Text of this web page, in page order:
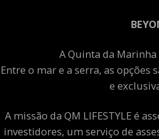
A Quinta da
Entre o mar e a serra, as
e
A missão da QM LIFESTYLE é
investidores, um serviço de